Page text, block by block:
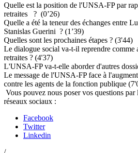
Quelle est la position de l'UNSA-FP par
retraites ? (0’26)
Quelle a été la teneur des échanges entre
Stanislas Guerini ? (1’39)
Quelles sont les prochaines étapes ? (3'44)
Le dialogue social va-t-il reprendre comme
retraites ? (4'37)
L'UNSA-FP va-t-elle aborder d'autres
Le message de l'UNSA-FP face à
contre les agents de la fonction publique
Vous pouvez nous poser vos questions par
réseaux sociaux :
Facebook
Twitter
Linkedin